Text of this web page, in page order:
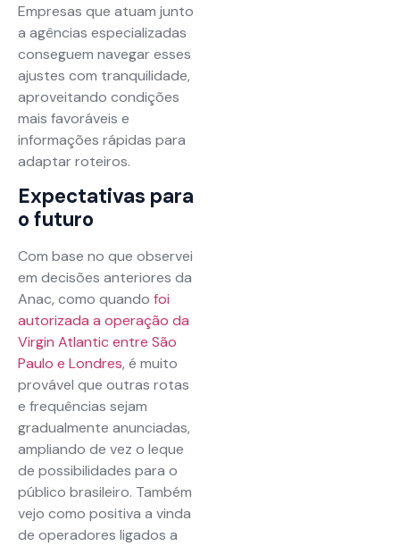
Empresas que atuam junto
a agências especializadas
conseguem navegar esses
ajustes com tranquilidade,
aproveitando condições
mais favoráveis e
informações rápidas para
adaptar roteiros.
Expectativas para
o futuro
Com base no que observei
em decisões anteriores da
Anac, como quando foi
autorizada a operação da
Virgin Atlantic entre São
Paulo e Londres, é muito
provável que outras rotas
e frequências sejam
gradualmente anunciadas,
ampliando de vez o leque
de possibilidades para o
público brasileiro. Também
vejo como positiva a vinda
de operadores ligados a